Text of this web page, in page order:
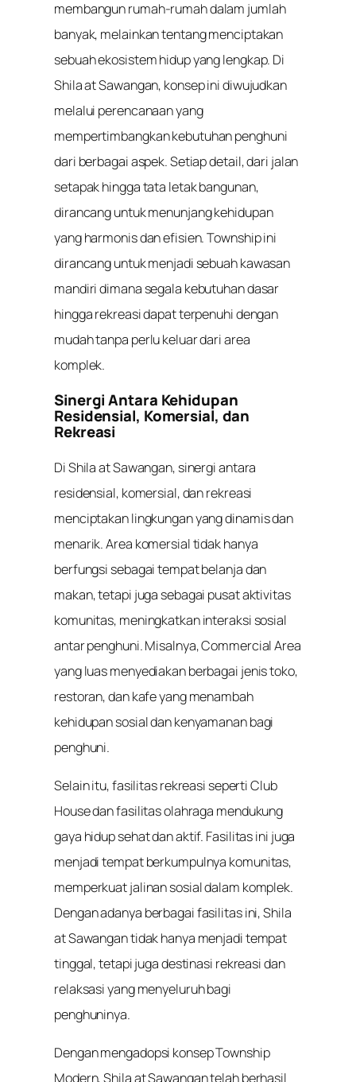
membangun rumah-rumah dalam jumlah
banyak, melainkan tentang menciptakan
sebuah ekosistem hidup yang lengkap. Di
Shila at Sawangan, konsep ini diwujudkan
melalui perencanaan yang
mempertimbangkan kebutuhan penghuni
dari berbagai aspek. Setiap detail, dari jalan
setapak hingga tata letak bangunan,
dirancang untuk menunjang kehidupan
yang harmonis dan efisien. Township ini
dirancang untuk menjadi sebuah kawasan
mandiri dimana segala kebutuhan dasar
hingga rekreasi dapat terpenuhi dengan
mudah tanpa perlu keluar dari area
komplek.
Sinergi Antara Kehidupan
Residensial, Komersial, dan
Rekreasi
Di Shila at Sawangan, sinergi antara
residensial, komersial, dan rekreasi
menciptakan lingkungan yang dinamis dan
menarik. Area komersial tidak hanya
berfungsi sebagai tempat belanja dan
makan, tetapi juga sebagai pusat aktivitas
komunitas, meningkatkan interaksi sosial
antar penghuni. Misalnya, Commercial Area
yang luas menyediakan berbagai jenis toko,
restoran, dan kafe yang menambah
kehidupan sosial dan kenyamanan bagi
penghuni.
Selain itu, fasilitas rekreasi seperti Club
House dan fasilitas olahraga mendukung
gaya hidup sehat dan aktif. Fasilitas ini juga
menjadi tempat berkumpulnya komunitas,
memperkuat jalinan sosial dalam komplek.
Dengan adanya berbagai fasilitas ini, Shila
at Sawangan tidak hanya menjadi tempat
tinggal, tetapi juga destinasi rekreasi dan
relaksasi yang menyeluruh bagi
penghuninya.
Dengan mengadopsi konsep Township
Modern, Shila at Sawangan telah berhasil